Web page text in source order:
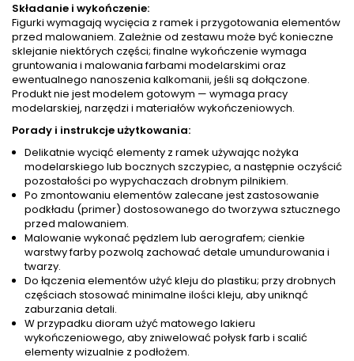
Składanie i wykończenie:
Figurki wymagają wycięcia z ramek i przygotowania elementów
przed malowaniem. Zależnie od zestawu może być konieczne
sklejanie niektórych części; finalne wykończenie wymaga
gruntowania i malowania farbami modelarskimi oraz
ewentualnego nanoszenia kalkomanii, jeśli są dołączone.
Produkt nie jest modelem gotowym — wymaga pracy
modelarskiej, narzędzi i materiałów wykończeniowych.
Porady i instrukcje użytkowania:
Delikatnie wyciąć elementy z ramek używając nożyka
modelarskiego lub bocznych szczypiec, a następnie oczyścić
pozostałości po wypychaczach drobnym pilnikiem.
Po zmontowaniu elementów zalecane jest zastosowanie
podkładu (primer) dostosowanego do tworzywa sztucznego
przed malowaniem.
Malowanie wykonać pędzlem lub aerografem; cienkie
warstwy farby pozwolą zachować detale umundurowania i
twarzy.
Do łączenia elementów użyć kleju do plastiku; przy drobnych
częściach stosować minimalne ilości kleju, aby uniknąć
zaburzania detali.
W przypadku dioram użyć matowego lakieru
wykończeniowego, aby zniwelować połysk farb i scalić
elementy wizualnie z podłożem.